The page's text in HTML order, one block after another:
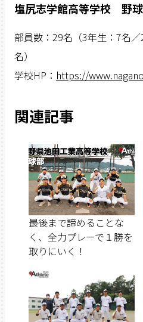
塩尻志学館高等学校 野
部員数：29名（3年生：7名
名）
学校HP： https://
関連記事
最後まで諦めることな
く、全力プレーで１勝を
取りにいく！